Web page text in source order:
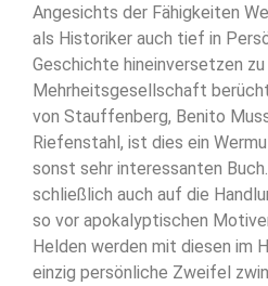
Angesichts der Fähigkeiten
als Historiker auch tief in
Geschichte hineinversetzen zu
Mehrheitsgesellschaft
von Stauffenberg, Benito
Riefenstahl, ist dies ein
sonst sehr interessanten
schließlich auch auf die
so vor apokalyptischen
Helden werden mit diesen im
einzig persönliche Zweifel